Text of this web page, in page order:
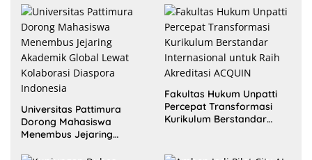
Universitas Pattimura
Dorong Mahasiswa
Menembus Jejaring
Fakultas Hukum Unpatti
Percepat Transformasi
Kurikulum Berstandar